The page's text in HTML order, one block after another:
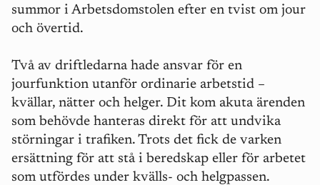
summor i Arbetsdomstolen efter en tvist om jour
och övertid.
Två av driftledarna hade ansvar för en
jourfunktion utanför ordinarie arbetstid –
kvällar, nätter och helger. Dit kom akuta ärenden
som behövde hanteras direkt för att undvika
störningar i trafiken. Trots det fick de varken
ersättning för att stå i beredskap eller för arbetet
som utfördes under kvälls- och helgpassen.